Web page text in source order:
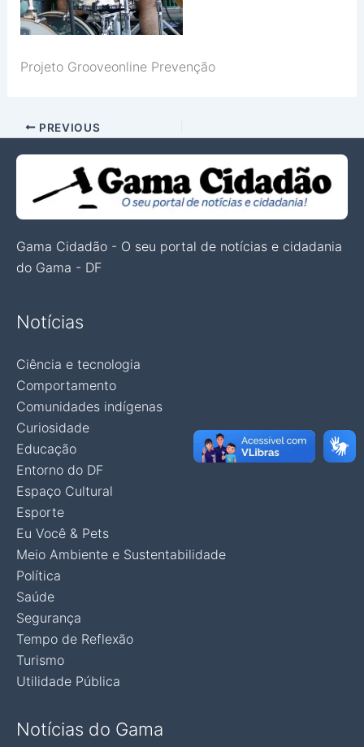
Projeto Grooveonline Prevenção
PREVIOUS
Gama Cidadão - O seu portal de notícias e cidadania
do Gama - DF
Notícias
Ciência e tecnologia
Comportamento
Comunidades indígenas
Curiosidade
Educação
Entorno do DF
Espaço Cultural
Esporte
Eu Você & Pets
Meio Ambiente e Sustentabilidade
Política
Saúde
Segurança
Tempo de Reflexão
Turismo
Utilidade Pública
Notícias do Gama